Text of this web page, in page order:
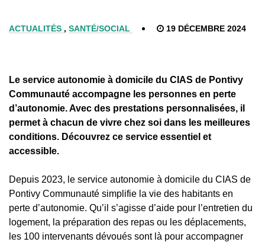
ACTUALITÉS , SANTÉ/SOCIAL 19 DÉCEMBRE 2024
Le service autonomie à domicile du CIAS de Pontivy
Communauté accompagne les personnes en perte
d’autonomie. Avec des prestations personnalisées, il
permet à chacun de vivre chez soi dans les meilleures
conditions. Découvrez ce service essentiel et
accessible.
Depuis 2023, le service autonomie à domicile du CIAS de
Pontivy Communauté simplifie la vie des habitants en
perte d’autonomie. Qu’il s’agisse d’aide pour l’entretien du
logement, la préparation des repas ou les déplacements,
les 100 intervenants dévoués sont là pour accompagner